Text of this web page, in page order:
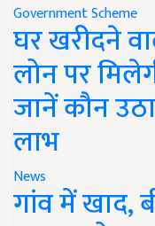
Government Scheme
घर खरीदने
लोन पर
जानें कौन
लाभ
News
गांव में खाद,